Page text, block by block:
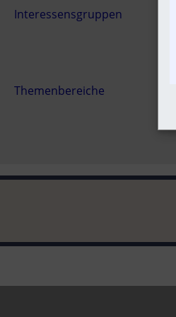
Interessensgruppen
Themenbereiche